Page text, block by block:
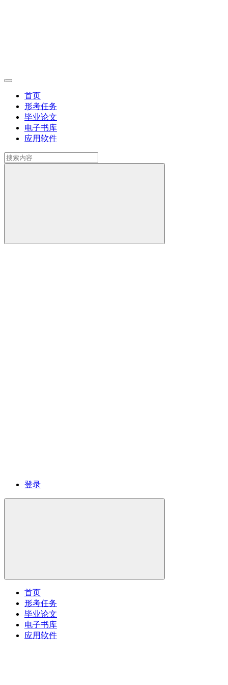
首页
形考任务
毕业论文
电子书库
应用软件
登录
首页
形考任务
毕业论文
电子书库
应用软件